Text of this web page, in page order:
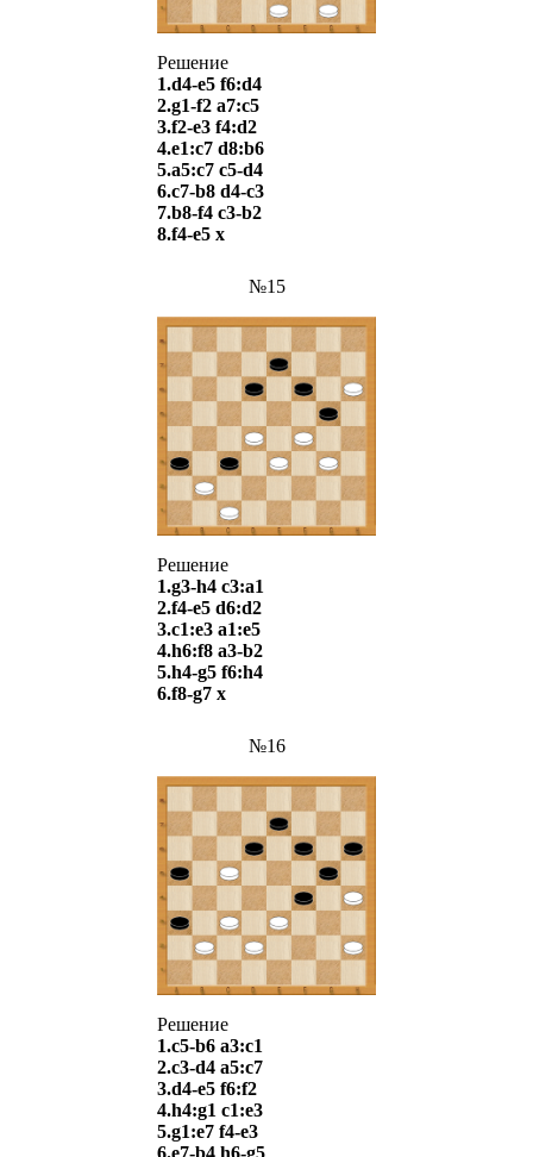
Решение
1.d4-e5 f6:d4
2.g1-f2 a7:c5
3.f2-e3 f4:d2
4.e1:c7 d8:b6
5.a5:c7 c5-d4
6.c7-b8 d4-c3
7.b8-f4 c3-b2
8.f4-e5 х
№15
Решение
1.g3-h4 c3:a1
2.f4-e5 d6:d2
3.c1:e3 a1:e5
4.h6:f8 a3-b2
5.h4-g5 f6:h4
6.f8-g7 х
№16
Решение
1.c5-b6 a3:c1
2.c3-d4 a5:c7
3.d4-e5 f6:f2
4.h4:g1 c1:e3
5.g1:e7 f4-e3
6.e7-b4 h6-g5